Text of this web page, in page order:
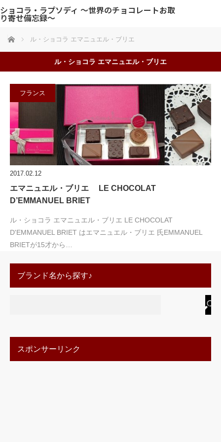
ショコラ・ラプソディ 〜世界のチョコレートお取
り寄せ備忘録〜
ホーム ル・ショコラ エマニュエル・ブリエ
ル・ショコラ エマニュエル・ブリエ
フランス
2017.02.12
エマニュエル・ブリエ LE CHOCOLAT
D’EMMANUEL BRIET
ル・ショコラ エマニュエル・ブリエ LE CHOCOLAT
D'EMMANUEL BRIET はエマニュエル・ブリエ 氏EMMANUEL
BRIETが15才から…
ブランド名から探す♪
スポンサーリンク